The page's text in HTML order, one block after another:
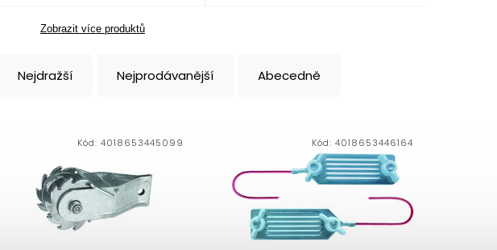
Zobrazit více produktů
Nejdražší Nejprodávanější Abecedně
Kód: 4018653445099 Kód: 4018653446164